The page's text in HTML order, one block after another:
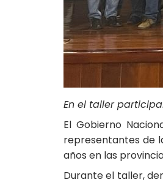
En el taller
El Gobierno
representantes de
años en las
Durante el taller,